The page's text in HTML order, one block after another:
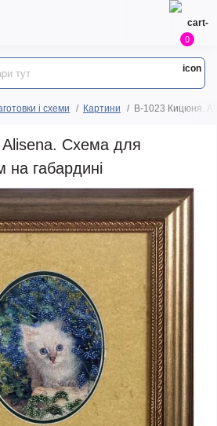
0
і схеми Картини B-1023 Кицюня.
Схема для
на габардині